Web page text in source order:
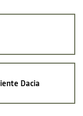
Dacia